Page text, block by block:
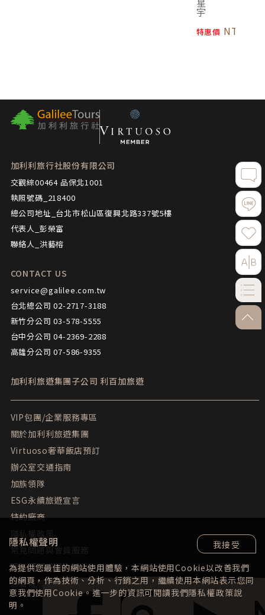
特惠價
隱私權聲明
為提供您最佳的網站使用體驗，本網站使用Cookie以改善我們
的網頁，作為技術、分析、行銷之用，繼續使用本網站表示您同
意我們使用Cookie。進一步的資訊可閱讀我們隱私權政策說
明。
我接受
go-
加利利旅行社股份有限公司
交觀綜00464 品保北1001
執照號碼_218400
總公司地址_台北市松山區復興北路337號5樓
代表人_彭榮富
聯絡人_洪藝榕
CONTACT US
service@galilee.com.tw
台北總公司 02-2717-3188
新竹分公司 03-578-5555
台中分公司 04-2369-2288
高雄分公司 07-586-9355
加利利旅遊集團子公司 利百加旅遊
VIP包團/企業服務專區
關於加利利旅遊集團
Virtuoso奢華飯店預訂
辦公室交通指南
加族領隊
ESG永續旅遊宣言
特約廠商
隱私權政策
常見問題與會員服務
團員填問卷抽大獎
媒體報導